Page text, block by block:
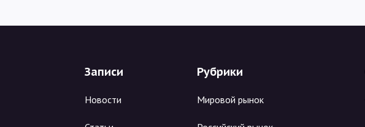
Записи
Новости
Рубрики
Мировой рынок